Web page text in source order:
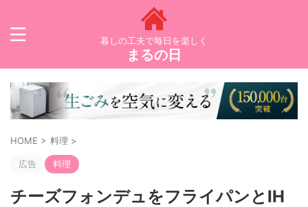
暮しの工夫で毎日を楽しく
まるの日
HOME > 料理 >
広告 料理
チーズフォンデュをフライパンとIH